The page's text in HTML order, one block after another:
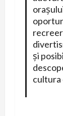
și
cultura